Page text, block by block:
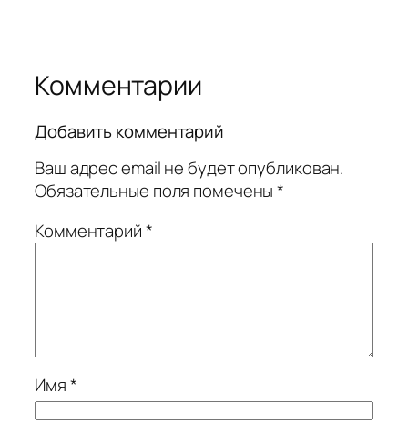
Комментарии
Добавить комментарий
Ваш адрес email не будет опубликован.
Обязательные поля помечены*
Комментарий*
Имя*